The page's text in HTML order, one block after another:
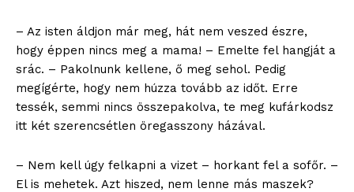
– Az isten áldjon már meg, hát nem veszed észre,
hogy éppen nincs meg a mama! – Emelte fel hangját a
srác. – Pakolnunk kellene, ő meg sehol. Pedig
megígérte, hogy nem húzza tovább az időt. Erre
tessék, semmi nincs összepakolva, te meg kufárkodsz
itt két szerencsétlen öregasszony házával.
– Nem kell úgy felkapni a vizet – horkant fel a sofőr. –
El is mehetek. Azt hiszed, nem lenne más maszek?